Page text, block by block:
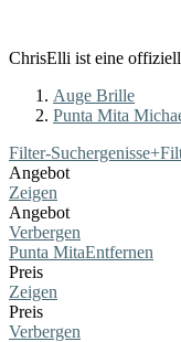
ChrisElli ist eine
Auge Brille
Punta Mita
Filter-Suchergenisse+
Angebot
Zeigen
Angebot
Verbergen
Punta MitaEntfernen
Preis
Zeigen
Preis
Verbergen